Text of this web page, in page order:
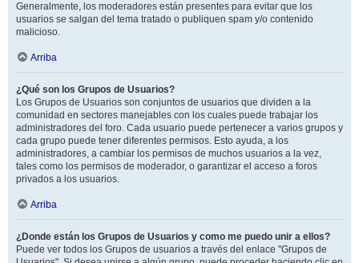
Generalmente, los moderadores están presentes para evitar que los
usuarios se salgan del tema tratado o publiquen spam y/o contenido
malicioso.
Arriba
¿Qué son los Grupos de Usuarios?
Los Grupos de Usuarios son conjuntos de usuarios que dividen a la
comunidad en sectores manejables con los cuales puede trabajar los
administradores del foro. Cada usuario puede pertenecer a varios grupos y
cada grupo puede tener diferentes permisos. Esto ayuda, a los
administradores, a cambiar los permisos de muchos usuarios a la vez,
tales como los permisos de moderador, o garantizar el acceso a foros
privados a los usuarios.
Arriba
¿Donde están los Grupos de Usuarios y como me puedo unir a ellos?
Puede ver todos los Grupos de usuarios a través del enlace "Grupos de